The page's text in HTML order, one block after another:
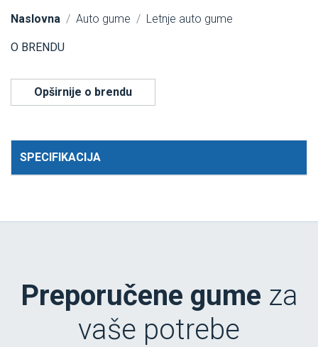
Naslovna Auto gume Letnje auto gume
O BRENDU
Opširnije o brendu
SPECIFIKACIJA
Preporučene gume za
vaše potrebe